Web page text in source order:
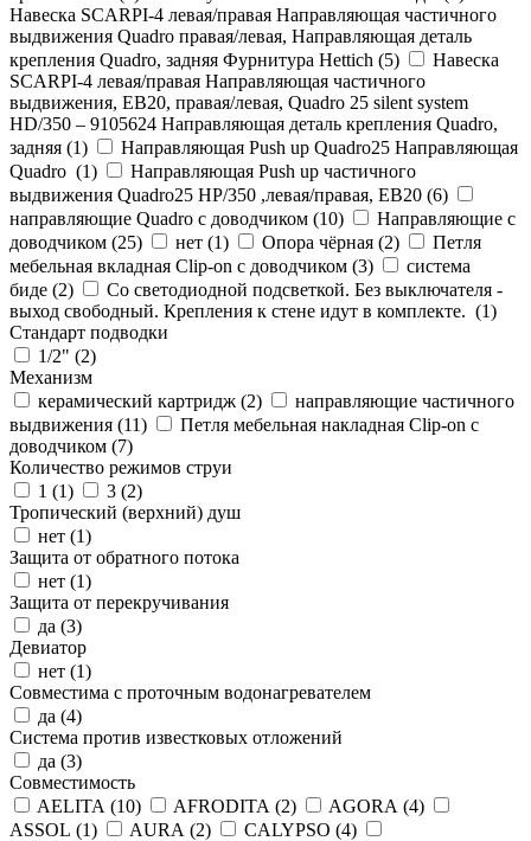
Навеска SCARPI-4 левая/правая Направляющая частичного
выдвижения Quadro правая/левая, Направляющая деталь
крепления Quadro, задняя Фурнитура Hettich (5)
Навеска
SCARPI-4 левая/правая Направляющая частичного
выдвижения, ЕВ20, правая/левая, Quadro 25 silent system
HD/350 – 9105624 Направляющая деталь крепления Quadro,
задняя (1)
Направляющая Push up Quadro25 Направляющая
Quadro (1)
Направляющая Push up частичного
выдвижения Quadro25 НР/350 ,левая/правая, ЕВ20 (6)
направляющие Quadro с доводчиком (10)
Направляющие с
доводчиком (25) нет (1) Опора чёрная (2)
Петля
мебельная вкладная Clip-on с доводчиком (3)
система
биде (2)
Со светодиодной подсветкой. Без выключателя -
выход свободный. Крепления к стене идут в комплекте. (1)
Стандарт подводки
1/2" (2)
Механизм
керамический картридж (2)
направляющие частичного
выдвижения (11)
Петля мебельная накладная Clip-on с
доводчиком (7)
Количество режимов струи
1 (1) 3 (2)
Тропический (верхний) душ
нет (1)
Защита от обратного потока
нет (1)
Защита от перекручивания
да (3)
Девиатор
нет (1)
Совместима с проточным водонагревателем
да (4)
Система против известковых отложений
да (3)
Совместимость
AELITA (10) AFRODITA (2) AGORA (4)
ASSOL (1) AURA (2) CALYPSO (4)